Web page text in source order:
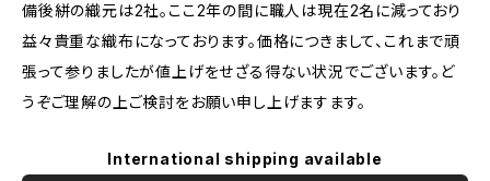
備後絣の織元は2社。ここ2年の間に職人は現在2名に減っており
益々貴重な織布になっております。価格につきまして、これまで頑
張って参りましたが値上げをせざる得ない状況でございます。ど
うぞご理解の上ご検討をお願い申し上げますます。
International shipping available